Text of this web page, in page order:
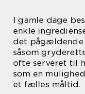
I gamle dage
enkle
det pågældende
såsom
ofte serveret til
som en
et fælles måltid.